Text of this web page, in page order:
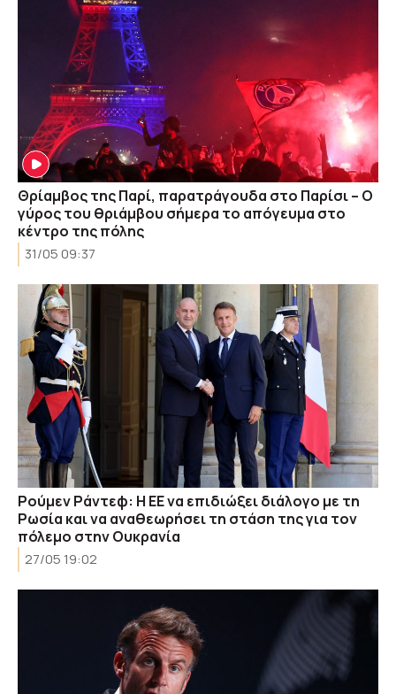
Θρίαμβος της Παρί, παρατράγουδα στο Παρίσι – Ο
γύρος του θριάμβου σήμερα το απόγευμα στο
κέντρο της πόλης
31/05 09:37
Ρούμεν Ράντεφ: Η ΕΕ να επιδιώξει διάλογο με τη
Ρωσία και να αναθεωρήσει τη στάση της για τον
πόλεμο στην Ουκρανία
27/05 19:02